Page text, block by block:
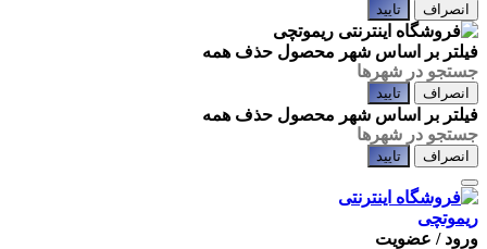
انصراف تایید
فیلتر بر اساس شهر محصول حذف همه
انصراف تایید
فیلتر بر اساس شهر محصول حذف همه
انصراف تایید
ورود / عضویت